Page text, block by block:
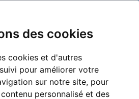
des cookies
cookies et d'autres
pour améliorer votre
sur notre site, pour
personnalisé et des